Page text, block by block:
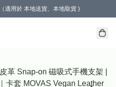
適用於 本地送貨、本地取貨 )